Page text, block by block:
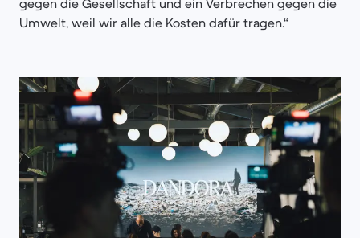
Umwelt, weil wir alle die Kosten dafür tragen.“